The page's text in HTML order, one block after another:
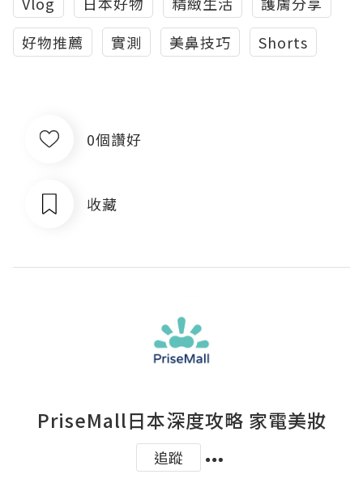
好物推薦
實測 美鼻技巧 Shorts
0個讚好
收藏
PriseMall日本深度攻略 家電美妝
追蹤